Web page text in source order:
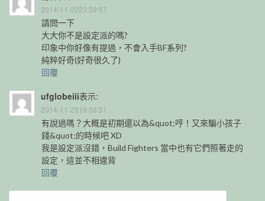
2014-11-2223:59:57
請問一下
大大你不是設定派的嗎?
印象中你好像有提過，不會入手BF系列?
純粹好奇(好奇很久了)
回覆
ufglobeiii表示:
2014-11-2519:56:51
有說過嗎？大概是初期還以為&quot;哼！又來騙小孩子
錢&quot;的時候吧 XD
我是設定派沒錯，Build Fighters 當中也有它們照著走的
設定，這並不相違背
回覆